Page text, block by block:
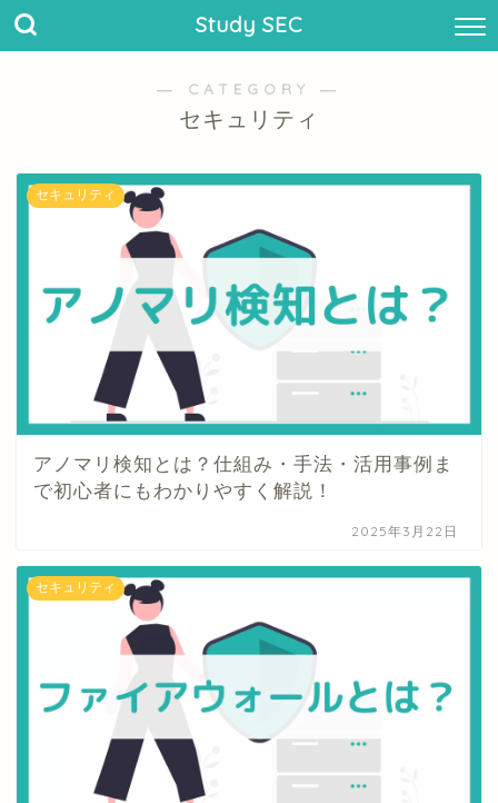
Study SEC
― CATEGORY ―
セキュリティ
セキュリティ
アノマリ検知とは？仕組み・手法・活用事例ま
で初心者にもわかりやすく解説！
2025年3月22日
セキュリティ